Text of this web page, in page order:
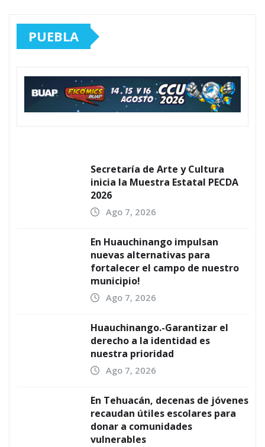
PUEBLA
Secretaría de Arte y Cultura
inicia la Muestra Estatal PECDA
2026
Ago 7, 2026
En Huauchinango impulsan
nuevas alternativas para
fortalecer el campo de nuestro
municipio!
Ago 7, 2026
Huauchinango.-Garantizar el
derecho a la identidad es
nuestra prioridad
Ago 7, 2026
En Tehuacán, decenas de jóvenes
recaudan útiles escolares para
donar a comunidades
vulnerables